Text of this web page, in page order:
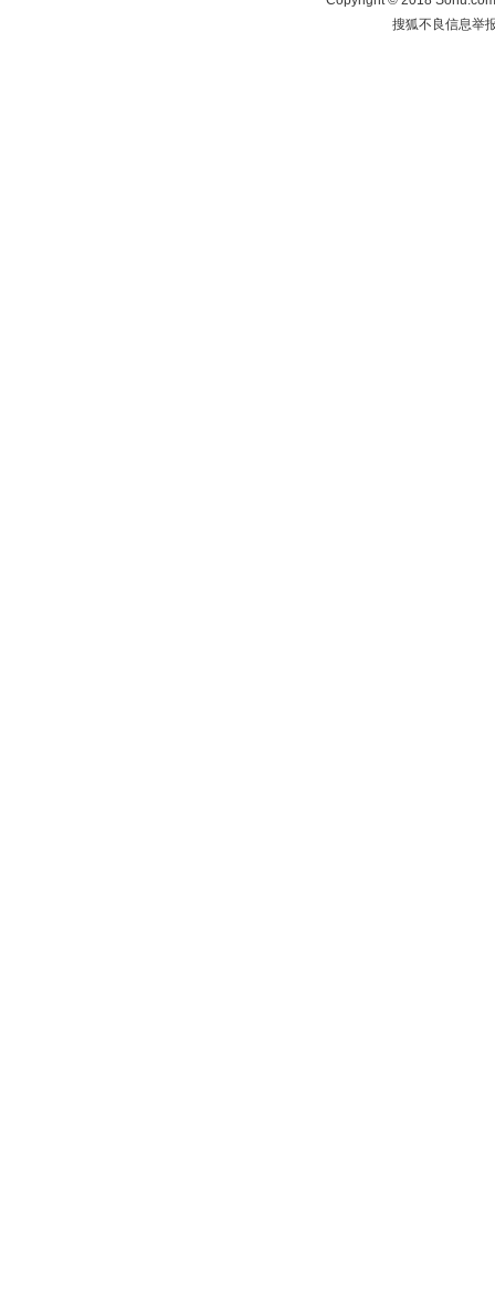
搜狐不良信息举